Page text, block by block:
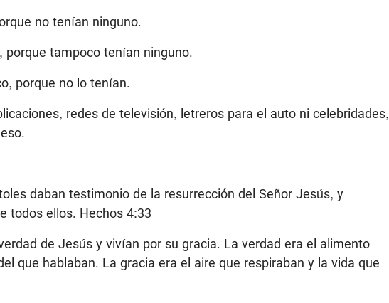
no tenían ninguno.
porque tampoco tenían ninguno.
porque no lo tenían.
redes de televisión, letreros para el auto ni celebridades,
daban testimonio de la resurrección del Señor Jesús, y
todos ellos. Hechos 4:33
de Jesús y vivían por su gracia. La verdad era el alimento
que hablaban. La gracia era el aire que respiraban y la vida que